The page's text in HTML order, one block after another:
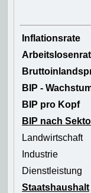
Inflationsrate
BIP -
BIP pro Kopf
BIP nach
Landwirtschaft
Industrie
Dienstleistung
Staatshaushalt